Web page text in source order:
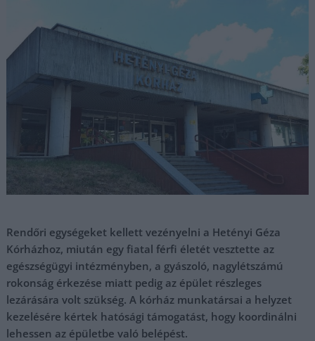
Rendőri egységeket kellett vezényelni a Hetényi Géza
Kórházhoz, miután egy fiatal férfi életét vesztette az
egészségügyi intézményben, a gyászoló, nagylétszámú
rokonság érkezése miatt pedig az épület részleges
lezárására volt szükség. A kórház munkatársai a helyzet
kezelésére kértek hatósági támogatást, hogy koordinálni
lehessen az épületbe való belépést.